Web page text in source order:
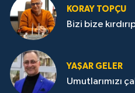
KORAY TOPÇU
Bizi bize
YAŞAR GELER
Umutlarımızı